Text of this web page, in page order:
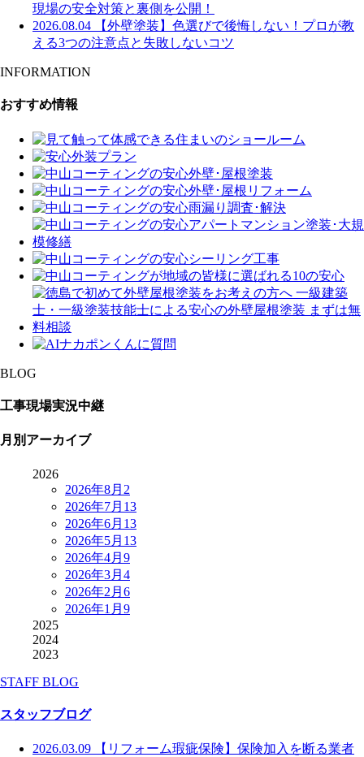
現場の安全対策と裏側を公開！
2026.08.04
【外壁塗装】色選びで後悔しない！プロが教
える3つの注意点と失敗しないコツ
INFORMATION
おすすめ情報
BLOG
工事現場実況中継
月別アーカイブ
2026
2026年8月 2
2026年7月 13
2026年6月 13
2026年5月 13
2026年4月 9
2026年3月 4
2026年2月 6
2026年1月 9
2025
2024
2023
STAFF BLOG
スタッフブログ
2026.03.09
【リフォーム瑕疵保険】保険加入を断る業者